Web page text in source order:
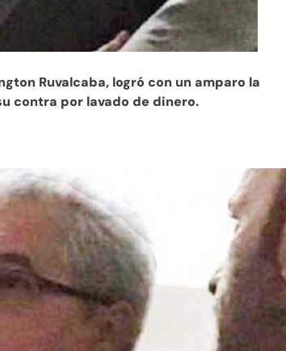
Ruvalcaba, logró con un amparo la
contra por lavado de dinero.